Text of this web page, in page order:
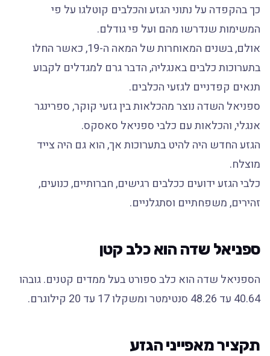
כך בהקפדה על נתוני הגזע והכלבים קוטלגו על פי
המשימות שנדרשו מהם ועל פי גודלם.
אולם, בשנים המאוחרות של המאה ה-19, כאשר החלו
בתערוכות כלבים באנגליה, הדבר גרם למגדלים לקבוע
תנאים קפדניים לגזעי הכלבים.
ספניאל השדה נוצר מהכלאות בין גזעי קוקר, ספרינגר
אנגלי, והכלאות עם כלבי ספניאל סאסקס.
הגזע החדש היה להיט בתערוכות אך, הוא גם היה צייד
מוצלח.
כלבי הגזע ידועים ככלבים רגישים, חברותיים, כנועים,
זהירים, משפחתיים וסתגלניים.
ספניאל שדה הוא כלב קטן
הספניאל שדה הוא כלב ספורט בעל ממדים קטנים. גובהו
40.64 עד 48.26 סנטימטר ומשקלו 17 עד 20 קילוגרם.
תקציר מאפייני הגזע